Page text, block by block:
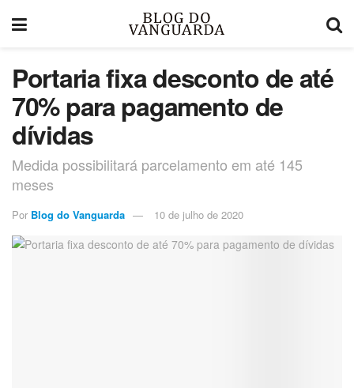
Portaria fixa desconto de até
70% para pagamento de
dívidas
Medida possibilitará parcelamento em até 145
meses
Por Blog do Vanguarda 10 de julho de 2020